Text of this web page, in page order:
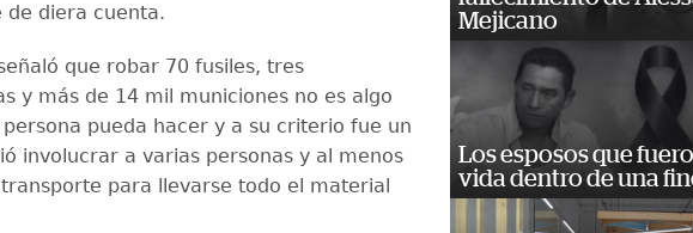
de diera cuenta.
que robar 70 fusiles, tres
y más de 14 mil municiones no es algo
pueda hacer y a su criterio fue un
involucrar a varias personas y al menos
para llevarse todo el material
Mejicano
Los esposos que
vida dentro de una